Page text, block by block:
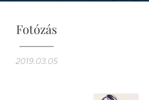
Fotózás
2019.03.05